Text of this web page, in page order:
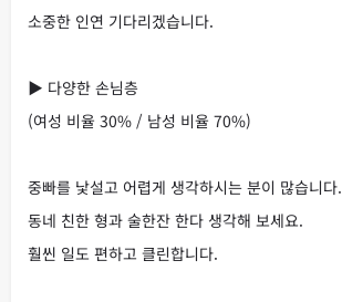
소중한 인연 기다리겠습니다.
▶ 다양한 손님층
(여성 비율 30% / 남성 비율 70%)
중빠를 낯설고 어렵게 생각하시는 분이 많습니다.
동네 친한 형과 술한잔 한다 생각해 보세요.
훨씬 일도 편하고 클린합니다.